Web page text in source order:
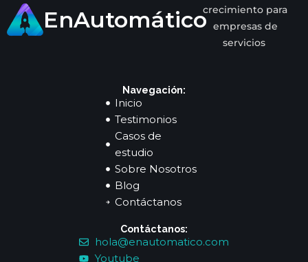
EnAutomáticocrecimiento para
empresas de
servicios
Navegación:
Inicio
Testimonios
Casos de
estudio
Sobre Nosotros
Blog
Contáctanos
Contáctanos:
hola@enautomatico.com
Youtube